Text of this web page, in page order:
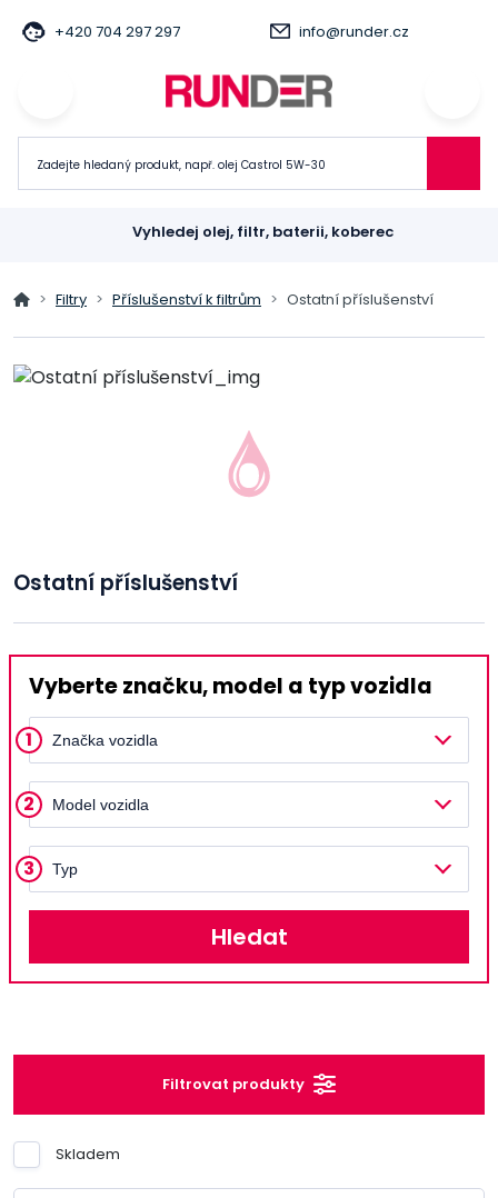
+420 704 297 297 info@runder.cz
Vyhledej olej, filtr, baterii, koberec
Filtry Příslušenství k filtrům Ostatní příslušenství
Ostatní příslušenství
Vyberte značku, model a typ vozidla
1 Značka vozidla
2 Model vozidla
3 Typ
Hledat
Filtrovat produkty
Skladem